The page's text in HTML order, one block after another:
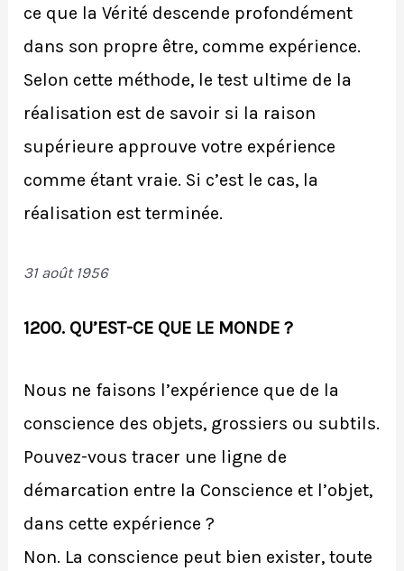
ce que la Vérité descende profondément
dans son propre être, comme expérience.
Selon cette méthode, le test ultime de la
réalisation est de savoir si la raison
supérieure approuve votre expérience
comme étant vraie. Si c’est le cas, la
réalisation est terminée.
31 août 1956
1200. QU’EST-CE QUE LE MONDE ?
Nous ne faisons l’expérience que de la
conscience des objets, grossiers ou subtils.
Pouvez-vous tracer une ligne de
démarcation entre la Conscience et l’objet,
dans cette expérience ?
Non. La conscience peut bien exister, toute